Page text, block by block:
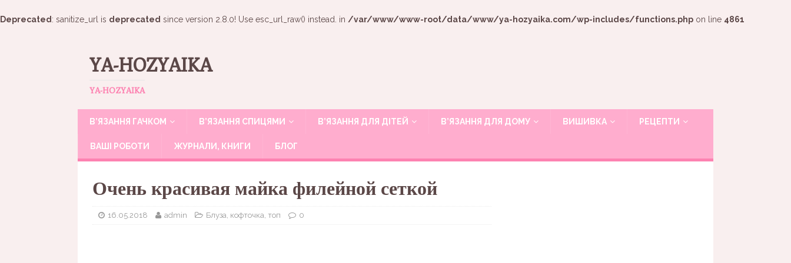
Deprecated : sanitize_url is deprecated since version 2.8.0! Use esc_url_raw() instead. in /var/www/www-root/data/www/ya-hozyaika.com/wp-includes/functions.php on line 4861
YA-HOZYAIKA
YA-HOZYAIKA
В’ЯЗАННЯ ГАЧКОМ В’ЯЗАННЯ СПИЦЯМИ В’ЯЗАННЯ ДЛЯ ДІТЕЙ В’ЯЗАННЯ ДЛЯ ДОМУ ВИШИВКА РЕЦЕПТИ
ВАШІ РОБОТИ ЖУРНАЛИ, КНИГИ БЛОГ
Очень красивая майка филейной сеткой
16.05.2018 admin Блуза, кофточка, топ 0